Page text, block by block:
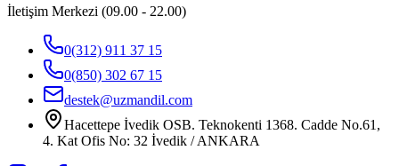
İletişim Merkezi (09.00 - 22.00)
0(312) 911 37 15
0(850) 302 67 15
destek@uzmandil.com
Hacettepe İvedik OSB. Teknokenti 1368. Cadde No.61,
4. Kat Ofis No: 32 İvedik / ANKARA